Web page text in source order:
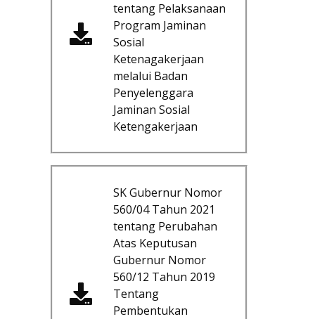
tentang Pelaksanaan
Program Jaminan
Sosial
Ketenagakerjaan
melalui Badan
Penyelenggara
Jaminan Sosial
Ketengakerjaan
SK Gubernur Nomor
560/04 Tahun 2021
tentang Perubahan
Atas Keputusan
Gubernur Nomor
560/12 Tahun 2019
Tentang
Pembentukan